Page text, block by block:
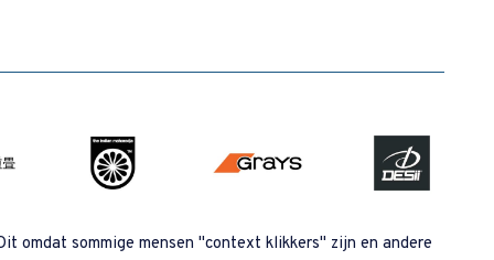
omdat sommige mensen "context klikkers" zijn en andere